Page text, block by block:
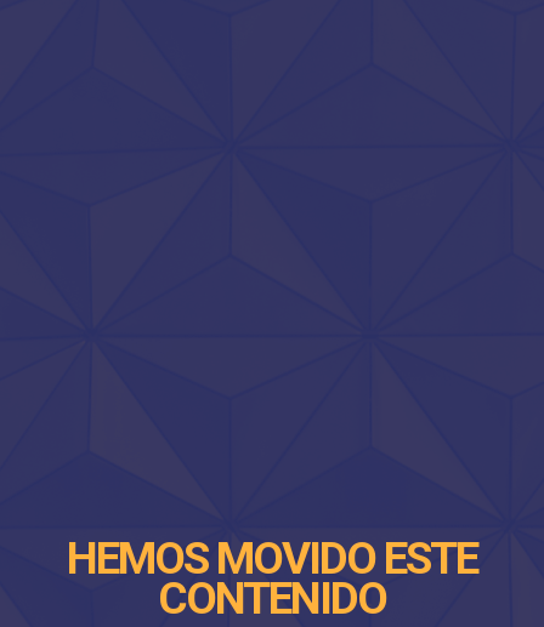
HEMOS MOVIDO ESTE
CONTENIDO